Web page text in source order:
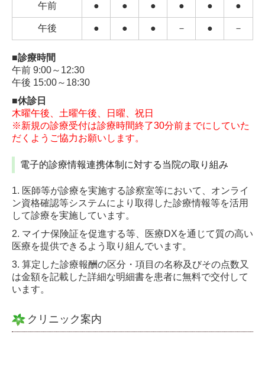
クリニック案内
午前 ● ● ● ● ● ●
午後 ● ● ● － ● －
■診療時間
午前 9:00～12:30
午後 15:00～18:30
■休診日
木曜午後、土曜午後、日曜、祝日
※新規の診療受付は診療時間終了30分前までにしていた
だくようご協力お願いします。
電子的診療情報連携体制に対する当院の取り組み
1. 医師等が診療を実施する診察室等において、オンライ
ン資格確認等システムにより取得した診療情報等を活用
して診療を実施しています。
2. マイナ保険証を促進する等、医療DXを通じて質の高い
医療を提供できるよう取り組んでいます。
3. 算定した診療報酬の区分・項目の名称及びその点数又
は金額を記載した詳細な明細書を患者に無料で交付して
います。